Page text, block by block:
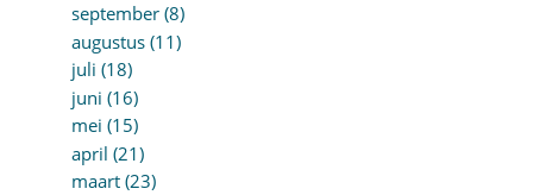
september (8)
augustus (11)
juli (18)
juni (16)
mei (15)
april (21)
maart (23)